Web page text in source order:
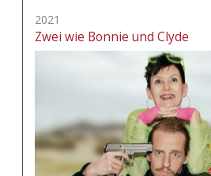
2021
Zwei wie Bonnie und Clyde